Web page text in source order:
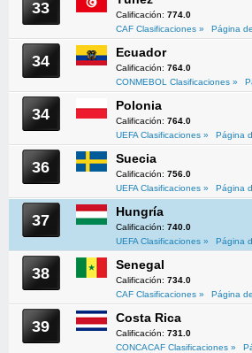
33 Calificación: 774.0
CAF Clasificaciones »
Página
34 Ecuador
Calificación: 764.0
CONMEBOL Clasificaciones »
34 Polonia
Calificación: 764.0
UEFA Clasificaciones »
Página
36 Suecia
Calificación: 756.0
UEFA Clasificaciones »
Página
37 Hungría
Calificación: 740.0
UEFA Clasificaciones »
Página
38 Senegal
Calificación: 734.0
CAF Clasificaciones »
Página
39 Costa Rica
Calificación: 731.0
CONCACAF Clasificaciones »